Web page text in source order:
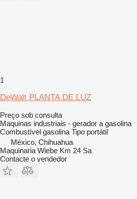
1
DeWalt PLANTA DE LUZ
Preço sob consulta
Maquinas industriais - gerador a gasolina
Combustível gasolina Tipo portátil
México, Chihuahua
Maquinaria Wiebe Km 24 Sa
Contacte o vendedor